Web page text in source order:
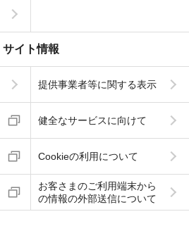
サイト情報
提供事業者等に関する表示
健全なサービスに向けて
Cookieの利用について
お客さまのご利用端末から
の情報の外部送信について